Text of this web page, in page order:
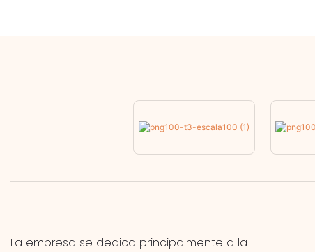
La empresa se dedica principalmente a la